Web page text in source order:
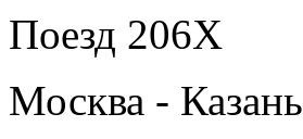
Поезд 206Х
Москва - Казань